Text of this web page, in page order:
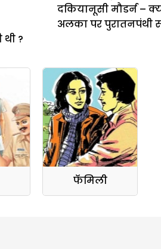
दकियानूसी मौडर्न –
अलका पर पुरातनपंथी
थी ?
फॅमिली